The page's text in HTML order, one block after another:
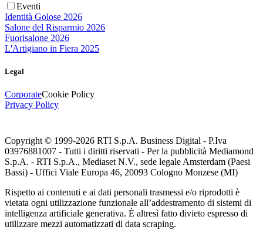
Eventi
Identità Golose 2026
Salone del Risparmio 2026
Fuorisalone 2026
L'Artigiano in Fiera 2025
Legal
CorporateCookie Policy
Privacy Policy
Copyright © 1999-2026 RTI S.p.A. Business Digital - P.Iva
03976881007 - Tutti i diritti riservati - Per la pubblicità Mediamond
S.p.A. - RTI S.p.A., Mediaset N.V., sede legale Amsterdam (Paesi
Bassi) - Uffici Viale Europa 46, 20093 Cologno Monzese (MI)
Rispetto ai contenuti e ai dati personali trasmessi e/o riprodotti è
vietata ogni utilizzazione funzionale all’addestramento di sistemi di
intelligenza artificiale generativa. È altresì fatto divieto espresso di
utilizzare mezzi automatizzati di data scraping.